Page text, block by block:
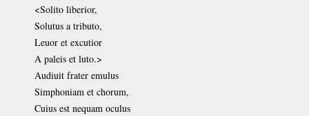
<Solito liberior,
Solutus a tributo,
Leuor et excutior
A paleis et luto.>
Audiuit frater emulus
Simphoniam et chorum,
Cuius est nequam oculus